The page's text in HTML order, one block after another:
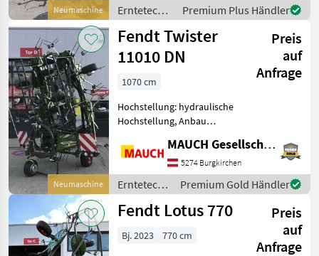
Neumaschine
Zinkarme pro Kreisel
Erntetechnik
Grünland /
Fendt
Premium Plus Händler
Neumaschine
Fendt Twister
11010 DN
Preis
auf
Anfrage
1070 cm
Hochstellung: hydraulische
Hochstellung, Anbau
Grenzstreueinrichtung
Ausstattung: - Tastrad -
Gelenkwelle -
hydraulisches
Randstreutuch -
MAUCH Gesellschaft m.b.H. & Co.KG
5274 Burgkirchen
Erntetechnik
Grünland /
Fendt
Premium Gold Händler
Fendt Lotus 770
Preis
auf
Anfrage
Bj. 2023 770 cm